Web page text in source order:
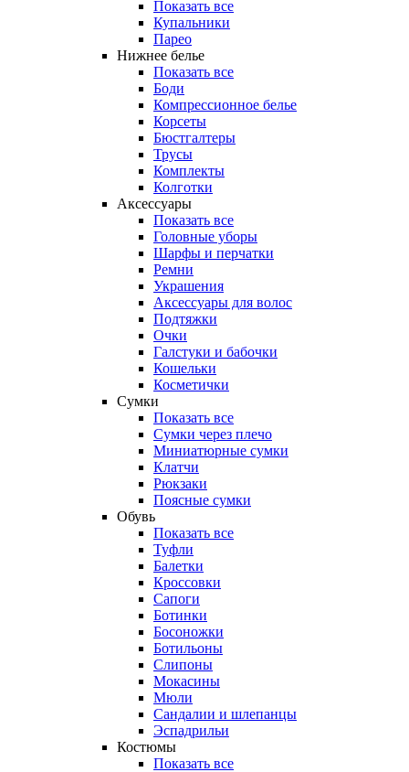
Показать все
Купальники
Парео
Нижнее белье
Показать все
Боди
Компрессионное белье
Корсеты
Бюстгалтеры
Трусы
Комплекты
Колготки
Аксессуары
Показать все
Головные уборы
Шарфы и перчатки
Ремни
Украшения
Аксессуары для волос
Подтяжки
Очки
Галстуки и бабочки
Кошельки
Косметички
Сумки
Показать все
Сумки через плечо
Миниатюрные cумки
Клатчи
Рюкзаки
Поясные сумки
Обувь
Показать все
Туфли
Балетки
Кроссовки
Сапоги
Ботинки
Босоножки
Ботильоны
Слипоны
Мокасины
Мюли
Сандалии и шлепанцы
Эспадрильи
Костюмы
Показать все